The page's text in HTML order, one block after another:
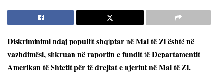
Diskriminimi ndajpopullit shqiptar në Mal të Zi është në
vazhdimësi, shkruan në raportin e fundit të Departamentit
Amerikan të Shtetit për të drejtat e njeriut në Mal të Zi.